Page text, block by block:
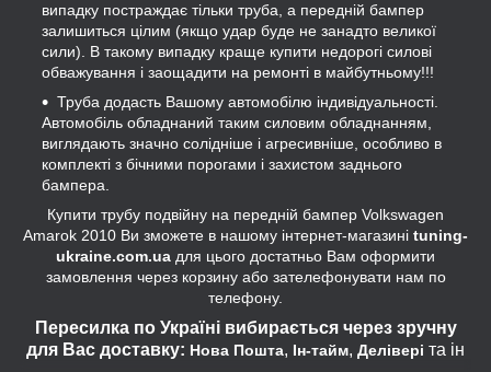
випадку постраждає тільки труба, а передній бампер
залишиться цілим (якщо удар буде не занадто великої
сили). В такому випадку краще купити недорогі силові
обважування і заощадити на ремонті в майбутньому!!!
Труба додасть Вашому автомобілю індивідуальності.
Автомобіль обладнаний таким силовим обладнанням,
виглядають значно солідніше і агресивніше, особливо в
комплекті з бічними порогами і захистом заднього
бампера.
Купити трубу подвійну на передній бампер Volkswagen
Amarok 2010 Ви зможете в нашому інтернет-магазині tuning-
ukraine.com.ua для цього достатньо Вам оформити
замовлення через корзину або зателефонувати нам по
телефону.
Пересилка по Україні вибирається через зручну
для Вас доставку: Нова Пошта, Ін-тайм, Делівері та ін